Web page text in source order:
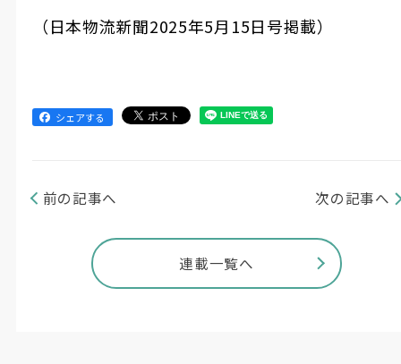
（日本物流新聞2025年5月 15日号掲載）
シェアする
前の記事へ 次の記事へ
連載一覧へ